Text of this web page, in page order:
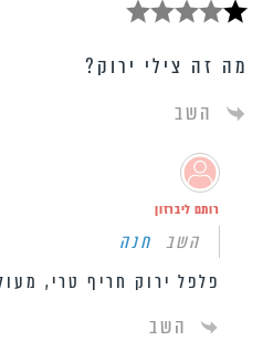
מה זה צילי ירוק?
השב
רותם ליברזון
השב חנה
פלפל ירוק חריף טרי,
השב